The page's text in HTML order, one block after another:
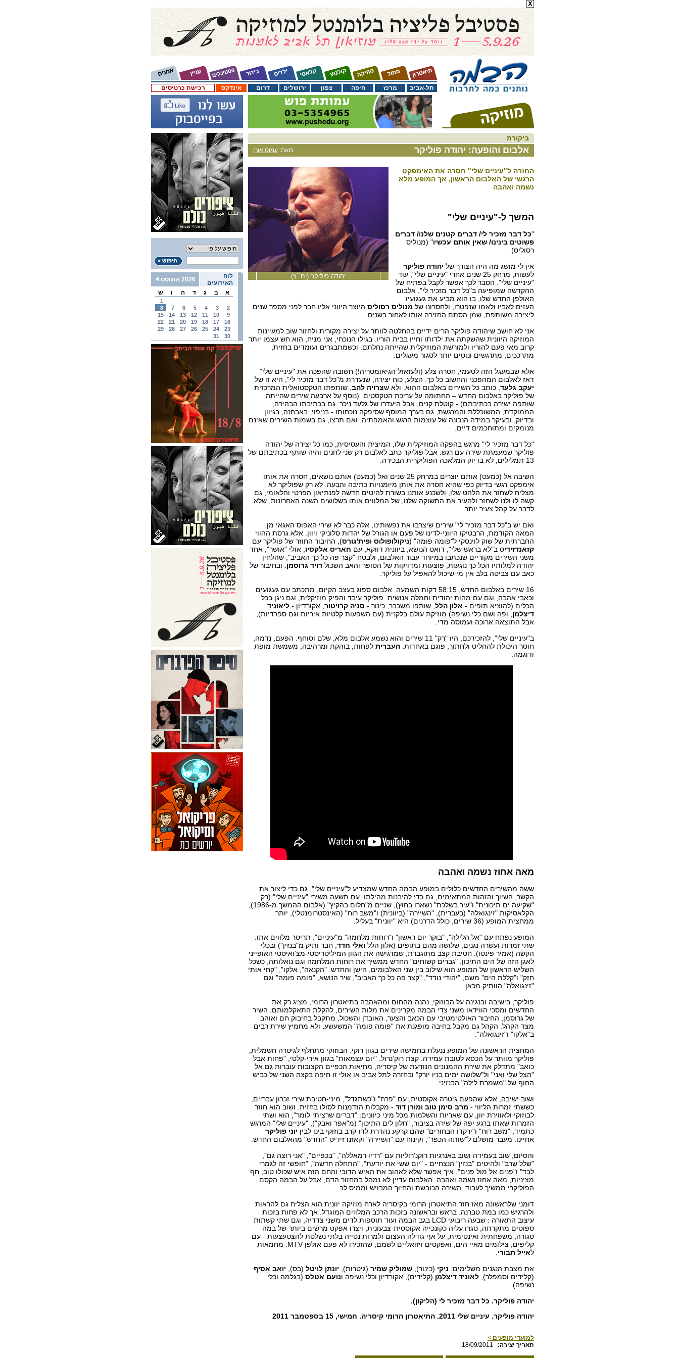
רכישת כרטיסים אינדקס דרום ירושלים צפון חיפה מרכז תל-אביב
לוח
האירועים
2026 אוגוסט
א
ב ג ד ה ו ש
1
2
3
4
5
6
7
8
9
10
11
12
13
14
15
16
17
18
19
20
21
22
23
24
25
26
27
28
29
30
31
ביקורת
מאת: עמוס אורן אלבום והופעה: יהודה פוליקר
יהודה פוליקר (יח``צ)
החזרה ל"עיניים שלי" חסרה את האימפקט
הרגשי של האלבום הראשון, אך המופע מלא
נשמה ואהבה
המשך ל-"עיניים שלי"
"כל דבר מזכיר לי/ דברים קטנים שלנו/ דברים
פשוטים בינינו/ שאין אותם עכשיו" (מנוליס
רסוליס)
אין לי מושג מה היה הצורך של יהודה פוליקר
לעשות, מרחק 25 שנים אחרי "עיניים שלי", עוד
"עיניים שלי". הסבר לכך אפשר לקבל בפתיח של
ההקדשה שמופיעה ב"כל דבר מזכיר לי", אלבום
האולפן החדש שלו, בו הוא מביע את געגועיו
העזים לאביו ולאמו שנפטרו, ולחסרונו של מנוליס רסוליס היוצר היווני אליו חבר לפני מספר שנים
ליצירה משותפת, שמן הסתם החזירה אותו לאחור בשנים.
אני לא חושב שיהודה פוליקר הרים ידיים בהחלטה לוותר על יצירה מקורית ולחזור שוב למעיינות
המוזיקה היוונית שהשקתה את ילדותו וחייו בבית הוריו. בגילו הנוכחי, אני מניח, הוא חש עצמו יותר
קרוב מאי פעם להוריו ולמורשת המוזיקלית שהייתה נחלתם. וכשמתבגרים ועומדים בחזית,
מתרככים, מתרגשים ונוטים יותר לסגור מעגלים.
אלא שבמעגל הזה לטעמי, חסרה צלע (ולעזאזל הגיאומטריה!) חשובה שהפכה את "עיניים שלי"
דאז לאלבום המהפכני והחשוב כל כך. הצלע, כוח יצירה, שנעדרת מ"כל דבר מזכיר לי", היא זו של
יעקב גלעד , כותב כל השירים באלבום ההוא. ולא שצרויה להב , שותפתו הטקסטואלית המרכזית
של פוליקר באלבום החדש – החתומה על עריכת הטקסטים (נוסף על ארבעה שירים שהייתה
שותפה ישירה בכתיבתם) - קוטלת קנים, אבל היעדרו של גלעד ניכר. גם בכתיבתו הבהירה,
הממוקדת, המשוכללת והמרגשת, גם בערך המוסף שסיפקה נוכחותו - בניפוי, באבחנה, בגיוון
ובדיוק, ובעיקר במידה הנכונה של עוצמות הרגש והאמפתיה. ואם תרצו, גם בשמות השירים שאינם
מנומקים ומתוחכמים דיים.
"כל דבר מזכיר לי" מרגש בהפקה המוזיקלית שלו, המיצית והעסיסית, כמו כל יצירה של יהודה
פוליקר שמעמתת שירה עם רגש. אבל פוליקר כתב לאלבום רק שני לחנים והיה שותף בכתיבתם של
13 תמלילים, לא בדיוק המלאכה הפוליקרית הבכירה.
השיבה אל (כמעט) אותם יוצרים במרחק 25 שנים ואל (כמעט) אותם נושאים, חסרה את אותו
אימפקט רגשי בדיוק כפי שהיא חסרה את אותן מיומנויות כתיבה והבעה. לא רק שפוליקר לא
מצליח לשחזר את הלהט שלו, ולשכנע אותנו בשורת להיטים חדשה לפנתיאון הפרטי והלאומי, גם
קשה לו ולנו לשחזר ולהעיר את התשוקה שלנו, של המלווים אותו בשלושים השנה האחרונות, שלא
לדבר על קהל צעיר יותר.
ואם יש ב"כל דבר מזכיר לי" שירים שיצרבו את נפשותינו, אלה כבר לא שירי האפוס האגאי מן
המאה הקודמת, הרבטיקו היווני-לדינו של פעם או הגורל של יהדות סלוניקי ויוון. אלא גרסת ההווי
החברתית של שוק לוינסקי ל"פומה פומה" (ניקולופולוס ופית'גורס), החיבור החוזר של פוליקר עם
קזאנדזידיס ב"לא בראש שלי", דואט הנושא, ביוונית דווקא, עם חאריס אלקסיו , אולי "אושר", אחד
משני השירים מקוריים שנכתבו במיוחד עבור האלבום, ולבטח "קצר פה כל כך האביב", שהלחין
יהודה למלותיו הכל כך נוגעות, פוצעות ומדויקות של הסופר והאב השכול דויד גרוסמן . ובחיבור של
כאב עם צביטה בלב אין מי שיכול להאפיל על פוליקר.
16 שירים באלבום החדש, 58:15 דקות השמעה. אלבום ספוג בעצב הקיום, מתכתב עם געגועים
וכאבי אהבה, וגם עם מהות יהודית וחמלה אנושית. פוליקר עיבד והפיק מוזיקלית, וגם ניגן בכל
הכלים (להוציא תופים - אלון הלל , שותפו משכבר, כינור - סניה קרויטור , אקורדיון - ליאוניד
דיצלמן , ופה ושם כלי נשיפה) מוזיקת עולם בלקנית (עם השפעות קלטיות איריות וגם ספרדיות),
אבל התוצאה ארוכה ועמוסה מדי.
ב"עיניים שלי", להזכירכם, היו "רק" 11 שירים והוא נשמע אלבום מלא, שלם וסוחף. הפעם, נדמה,
חוסר היכולת להחליט ולחתוך, פוגם באחדות. העברית לפחות, בוהקת ומרהיבה, משמשת מופת
ודוגמה.
מאה אחוז נשמה ואהבה
ששה מהשירים החדשים כלולים במופע הבמה החדש שמצדיע ל"עיניים שלי", גם כדי ליצור את
הקשר, השיוך והזהות המתאימים, גם כדי להיבנות מהילתו. עם תשעה משירי "עיניים שלי" (רק
"שקיעה ים תיכונית" ו"עיר בשלכת" נשארו בחוץ), שניים מ"חלום בהקיץ" (אלבום ההמשך מ-1986),
הקלאסיקות "זינגואלה" (בעברית), "השיירה" (ביוונית) ו"משב רוח" (האינסטרומנטלי), יותר
ממחצית המופע (36 שירים, כולל הדרנים) היא "יוונית" בעליל.
המופע נפתח עם "אל הלילה", "בוקר יום ראשון" ו"רוחות מלחמה" מ"עיניים". תריסר מלווים אתו.
שתי זמרות ועשרה נגנים, שלושה מהם בתופים (אלון הלל ואלי חדד , חבר ותיק מ"בנזין") ובכלי
הקשה (אמיר פינטו). חטיבת קצב מתוגברת, שמדגישה את הגוון המיליטריסטי-מצ'ואיסטי האופייני
לאגן הזה של הים התיכון. "גברים קשוחים" החדש ממשיך את רוחות המלחמה וגם נואלותה, כשכל
השליש הראשון של המופע הוא שילוב בין שני האלבומים, הישן והחדש. "הקנאה", אלקו", "קחי אותי
חזק" ו"קללת הים" משם, "יהודי נודד", "קצר פה כל כך האביב", שיר הנושא, "פומה פומה" וגם
"זינגואלה" הוותיק מכאן.
פוליקר, בישיבה ובנגינה על הבוזוקי, נהנה מהחום ומהאהבה בתיאטרון הרומי, מציג רק את
החדשים ומסכי הווידאו משני צדי הבמה מקרינים את מלות השירים, להקלת התאקלמותם. השיר
של גרוסמן, החיבור האולטימטיבי עם הכאב והצער, האובדן והשכול, מתקבל בחיבוק חם ואוהב
מצד הקהל. הקהל גם מקבל בחיבה מופגנת את "פומה פומה" המשעשע, ולא מחמיץ שירת רבים
ב"אלקו" ו"זינגואלה".
המחצית הראשונה של המופע ננעלת בחמישה שירים בגוון רוקי. הבוזוקי מתחלף לגיטרה חשמלית,
פוליקר מוותר על הכסא לטובת עמידה. קצת רוק'נרול. "יום עצמאות" בגוון אירי-קלטי, "פחות אבל
כואב" מתדלק את שירת ההמנונים הנודעת של קיסריה, מחיאות הכפיים הקצובות עוברות גם אל
"הצל שלי ואני" ול"שלושה ימים בניו יורק" ובחזרה לתל אביב או אולי זו חיפה בקצה השני של כביש
החוף של "משמרת לילה" הבנזיני.
ושוב ישיבה, אלא שהפעם גיטרה אקוסטית, עם "פרח" ו"כשתגדל", מיני-חטיבת שירי זכרון עבריים,
כששתי זמרות הליווי - מרב סימן טוב ומורן דוד - מקבלות הזדמנות לסולו בחזית. ושוב הוא חוזר
לבוזוקי ולאווירת יוון, עם שאריות והשלמות מכל מיני כיוונים: "דברים שרציתי לומר", הוא ושתי
הזמרות שאתו ברגע יפה של שירה בציבור, "חלון לים התיכון" (מ"אפר ואבק"), "עיניים שלי" המרגש
כתמיד, "משב רוח" ו"ירקדו הבחורים" שהם קרקע נהדרת לדו-קרב בוזוקי בינו לבין יוני פוליקר
אחיינו. מעבר מושלם ל"שותה הכפר", וקינוח עם "השיירה" וקאזנדזידיס "החדש" מהאלבום החדש.
והסיום, שוב בעמידה ושוב באנרגיות רוקנ'רוליות עם "רדיו רמאללה", "בכפיים", "אני רוצה גם",
"שלל שרב" ולהיטים "בנזין" הנצחיים - "יום ששי את יודעת", "התחלה חדשה", "חופשי זה לגמרי
לבד" ו"פנים אל מול פנים". איך אפשר שלא לאהוב את האיש הדובי והחם הזה איש שכולו טוב, חף
מציניות, מאה אחוז נשמה ואהבה. האלבום עדיין לא נמהל במחזור הדם, אבל על הבמה הקסם
הפוליקרי ממשיך לעבוד. השירה הכובשת והחיוך המבויש וממיס לב.
דומני שלראשונה מאז חזר התיאטרון הרומי בקיסריה לארח מוזיקה יוונית הוא הצליח גם להראות
ולהרגיש כמו במת טברנה. בראש ובראשונה בזכות הרכב המלווים המוגדל. אך לא פחות בזכות
עיצוב התאורה : שבעה ריבועי LCD בגב הבמה ועוד תוספות לדים משני צדדיה, וגם שתי קשתות
ספוטים מתקרתה, סגרו עליה כקונכייה אקוסטית-צבעונית, ויצרו אפקט מרשים ביותר של במה
סגורה, משפחתית ואינטימית, על אף גודלה העצום ולמרות נטייה בלתי נשלטת להצטעצעות - עם
קליפים, צילומים מאיי הים, ואפקטים ויזואליים לשמם, שהזכירו לא פעם אולפן MTV. מחמאות
לאייל תבורי
את מצבת הנגנים משלימים: ניקי (כינור), שמוליק שמיר (גיטרות), יונתן לויטל (בס), יואב אסיף
(קלידים וסמפלר), לאוניד דיצלמן (קלידים), אקורדיון וכלי נשיפה ונועם אטלס (בגלמה וכלי
נשיפה).
יהודה פוליקר. כל דבר מזכיר לי (הליקון).
יהודה פוליקר. עיניים שלי 2011. התיאטרון הרומי קיסריה. חמישי, 15 בספטמבר 2011
למועדי מופעים >
18/09/2011
:תאריך יצירה